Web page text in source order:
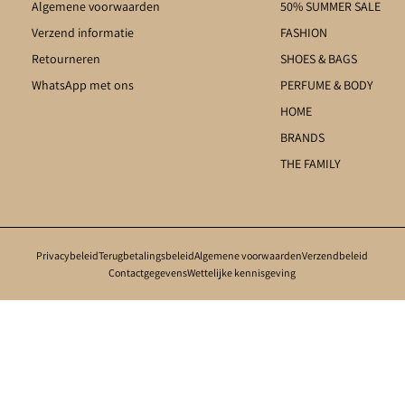
Algemene voorwaarden
Verzend informatie
Retourneren
WhatsApp met ons
50% SUMMER SALE
FASHION
SHOES & BAGS
PERFUME & BODY
HOME
BRANDS
THE FAMILY
PrivacybeleidTerugbetalingsbeleidAlgemene voorwaardenVerzendbeleid
ContactgegevensWettelijke kennisgeving